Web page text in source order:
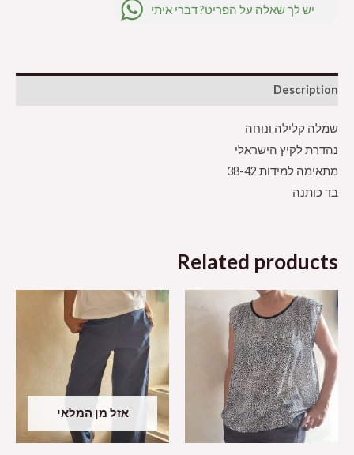
יש לך שאלה על הפריט? דברי איתי
Description
שמלה קלילה ונוחה
נהדרת לקיץ הישראלי
מתאימה למידות 38-42
בד כותנה
Related products
אזל מן המלאי